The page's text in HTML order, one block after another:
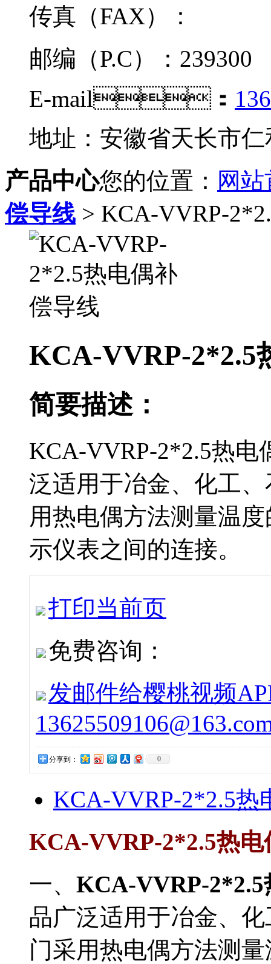
传真（FAX）：
邮编（P.C）：239300
E-mail：
地址：安徽省天长市
产品中心您的位置： 网
偿导线 > KCA-VVRP-
KCA-VVRP-2*2.5
简要描述：
KCA-VVRP-2*2.5热电
泛适用于冶金、化工
用热电偶方法测量温度
示仪表之间的连接。
打印当前页
免费咨询：
发邮件给樱桃视频
分享到： 0
KCA-VVRP-2*2.5热
KCA-VVRP-2*2.5热电
一、 KCA-VVRP-2*2.5
品广泛适用于冶金、化
门采用热电偶方法测量